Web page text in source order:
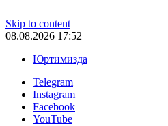
Skip to content
08.08.2026 17:52
Юртимизда
Telegram
Instagram
Facebook
YouTube